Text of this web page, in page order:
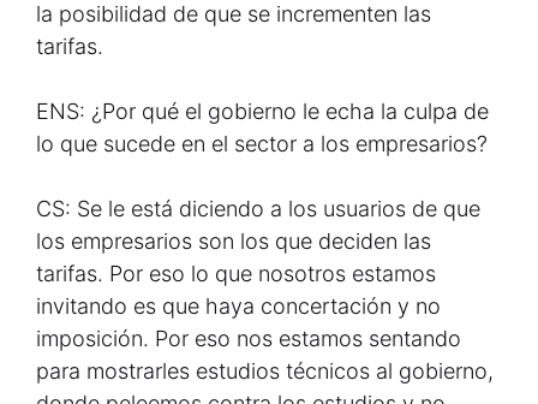
la posibilidad de que se incrementen las
tarifas.
ENS: ¿Por qué el gobierno le echa la culpa de
lo que sucede en el sector a los empresarios?
CS: Se le está diciendo a los usuarios de que
los empresarios son los que deciden las
tarifas. Por eso lo que nosotros estamos
invitando es que haya concertación y no
imposición. Por eso nos estamos sentando
para mostrarles estudios técnicos al gobierno,